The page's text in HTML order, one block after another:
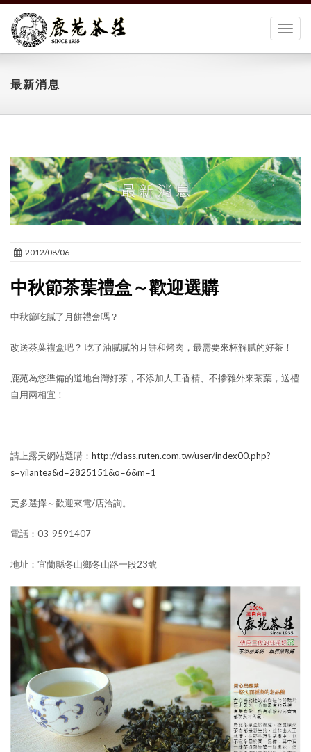
切
最新消息
2012/08/06
中秋節茶葉禮盒～歡迎選購
中秋節吃膩了月餅禮盒嗎？
改送茶葉禮盒吧？ 吃了油膩膩的月餅和烤肉，最需要來杯解膩的好茶！
鹿苑為您準備的道地台灣好茶，不添加人工香精、不摻雜外來茶葉，送禮
自用兩相宜！
請上露天網站選購： http://class.ruten.com.tw/user/index00.php?
s=yilantea&d=2825151&o=6&m=1
更多選擇～歡迎來電/店洽詢。
電話：03-9591407
地址：宜蘭縣冬山鄉冬山路一段23號